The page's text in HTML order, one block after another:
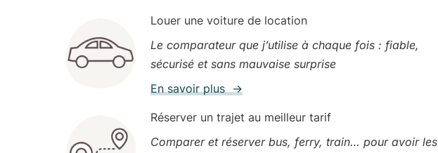
Louer une voiture de location
Le comparateur que j’utilise à chaque fois : fiable,
sécurisé et sans mauvaise surprise
En savoir plus →
Réserver un trajet au meilleur tarif
Comparer et réserver bus, ferry, train… pour avoir les